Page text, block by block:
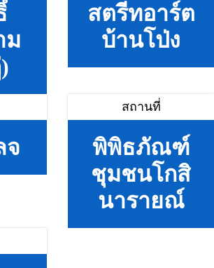
ม
สตรีทอาร์ต
บ้านโป่ง
จ
สถานที่
พิพิธภัณฑ์
ชุมชนโกสิ
นารายณ์